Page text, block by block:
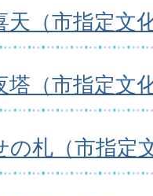
天（市指定文
塔（市指定文
の札（市指定